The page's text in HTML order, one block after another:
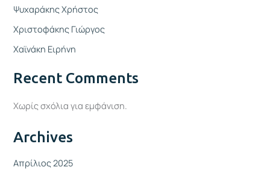
Ψυχαράκης Χρήστος
Χριστοφάκης Γιώργος
Χαϊνάκη Ειρήνη
Recent Comments
Χωρίς σχόλια για εμφάνιση.
Archives
Απρίλιος 2025